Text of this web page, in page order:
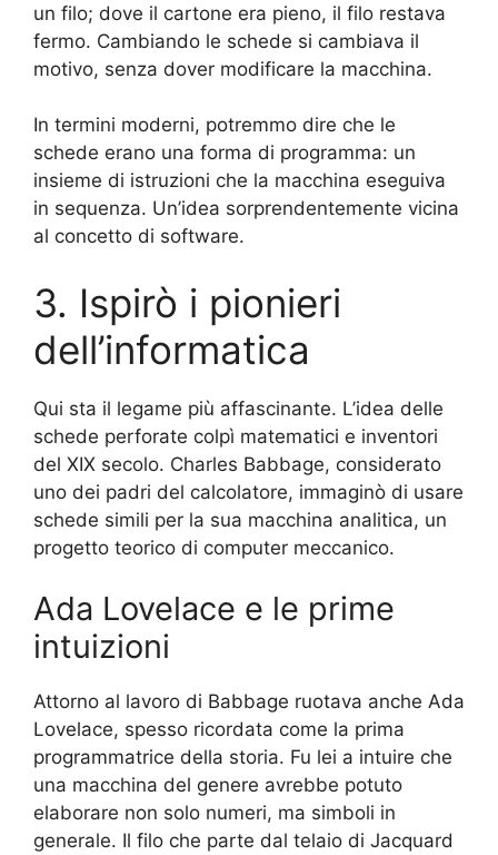
un filo; dove il cartone era pieno, il filo restava
fermo. Cambiando le schede si cambiava il
motivo, senza dover modificare la macchina.
In termini moderni, potremmo dire che le
schede erano una forma di programma: un
insieme di istruzioni che la macchina eseguiva
in sequenza. Un’idea sorprendentemente vicina
al concetto di software.
3. Ispirò i pionieri
dell’informatica
Qui sta il legame più affascinante. L’idea delle
schede perforate colpì matematici e inventori
del XIX secolo. Charles Babbage, considerato
uno dei padri del calcolatore, immaginò di usare
schede simili per la sua macchina analitica, un
progetto teorico di computer meccanico.
Ada Lovelace e le prime
intuizioni
Attorno al lavoro di Babbage ruotava anche Ada
Lovelace, spesso ricordata come la prima
programmatrice della storia. Fu lei a intuire che
una macchina del genere avrebbe potuto
elaborare non solo numeri, ma simboli in
generale. Il filo che parte dal telaio di Jacquard